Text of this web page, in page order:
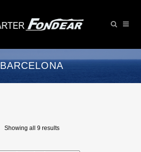
BARCELONA
Showing all 9 results